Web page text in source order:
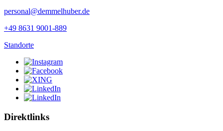
personal@demmelhuber.de
+49 8631 9001-889
Standorte
Direktlinks